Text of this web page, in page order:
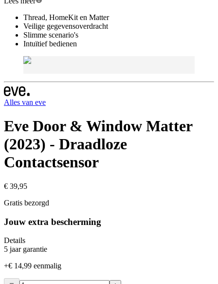
Thread, HomeKit en Matter
Veilige gegevensoverdracht
Slimme scenario's
Intuïtief bedienen
Alles van eve
Eve Door & Window Matter
(2023) - Draadloze
Contactsensor
€ 39,95
Gratis bezorgd
Jouw extra bescherming
Details
5 jaar garantie
+€ 14,99 eenmalig